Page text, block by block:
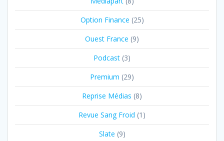
Option Finance (25)
Ouest France (9)
Podcast (3)
Premium (29)
Reprise Médias (8)
Revue Sang Froid (1)
Slate (9)